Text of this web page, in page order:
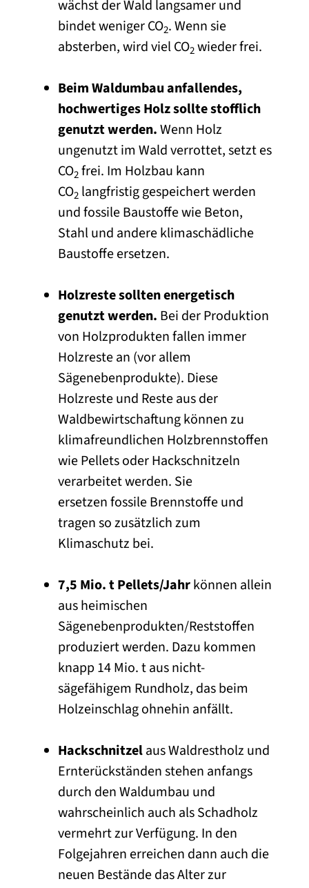
wächst der Wald langsamer und
bindet weniger CO2. Wenn sie
absterben, wird viel CO2wieder frei.
Beim Waldumbau anfallendes,
hochwertiges Holz sollte stofflich
genutzt werden.Wenn Holz
ungenutzt im Wald verrottet, setzt es
CO2frei. Im Holzbau kann
CO2 langfristig gespeichert werden
und fossile Baustoffe wie Beton,
Stahl und andere klimaschädliche
Baustoffe ersetzen.
Holzreste sollten energetisch
genutzt werden. Bei der Produktion
von Holzprodukten fallen immer
Holzreste an (vor allem
Sägenebenprodukte). Diese
Holzreste und Reste aus der
Waldbewirtschaftung können zu
klimafreundlichen Holzbrennstoffen
wie Pellets oder Hackschnitzeln
verarbeitet werden. Sie
ersetzen fossile Brennstoffe und
tragen so zusätzlich zum
Klimaschutz bei.
7,5 Mio. t Pellets/Jahrkönnen allein
aus heimischen
Sägenebenprodukten/Reststoffen
produziert werden. Dazu kommen
knapp 14 Mio. t aus nicht-
sägefähigem Rundholz, das beim
Holzeinschlag ohnehin anfällt.
Hackschnitzelaus Waldrestholz und
Ernterückständen stehen anfangs
durch den Waldumbau und
wahrscheinlich auch als Schadholz
vermehrt zur Verfügung. In den
Folgejahren erreichen dann auch die
neuen Bestände das Alter zur